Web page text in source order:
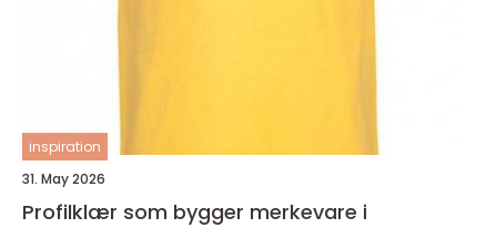
inspiration
31. May 2026
Profilklær som bygger merkevare i